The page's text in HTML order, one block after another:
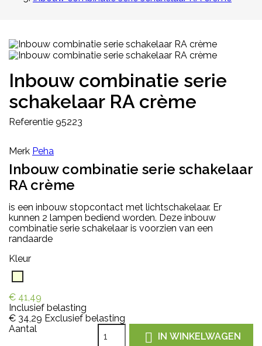
Inbouw combinatie serie
schakelaar RA crème
Referentie 95223
Merk Peha
Inbouw combinatie serie schakelaar
RA crème
is een inbouw stopcontact met lichtschakelaar. Er
kunnen 2 lampen bediend worden. Deze inbouw
combinatie serie schakelaar is voorzien van een
randaarde
Kleur
€ 41,49
Inclusief belasting
€ 34,29 Exclusief belasting
Aantal
 IN WINKELWAGEN